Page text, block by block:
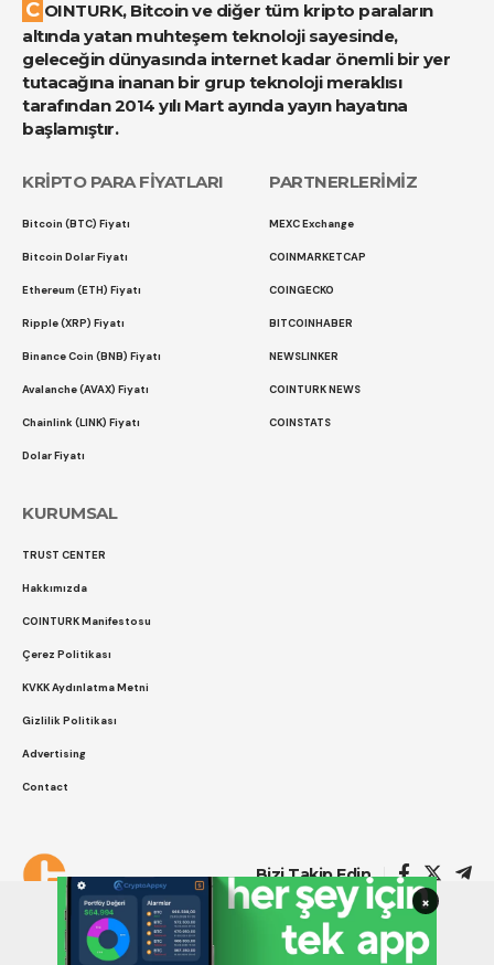
×
COINTURK, Bitcoin ve diğer tüm kripto paraların
altında yatan muhteşem teknoloji sayesinde,
geleceğin dünyasında internet kadar önemli bir yer
tutacağına inanan bir grup teknoloji meraklısı
tarafından 2014 yılı Mart ayında yayın hayatına
başlamıştır.
KRİPTO PARA FİYATLARI
Bitcoin (BTC) Fiyatı
Bitcoin Dolar Fiyatı
Ethereum (ETH) Fiyatı
Ripple (XRP) Fiyatı
Binance Coin (BNB) Fiyatı
Avalanche (AVAX) Fiyatı
Chainlink (LINK) Fiyatı
Dolar Fiyatı
PARTNERLERİMİZ
MEXC Exchange
COINMARKETCAP
COINGECKO
BITCOINHABER
NEWSLINKER
COINTURK NEWS
COINSTATS
KURUMSAL
TRUST CENTER
Hakkımızda
COINTURK Manifestosu
Çerez Politikası
KVKK Aydınlatma Metni
Gizlilik Politikası
Advertising
Contact
Bizi Takip Edin
COINTURK 2014 -2026
Çerez Politikası Gizlilik Politikası